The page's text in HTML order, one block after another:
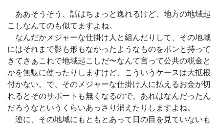
ああそうそう、話はちょっと逸れるけど、地方の地域起
こしなんてのも似てますよね。
なんだかメジャーな仕掛け人と組んだりして、その地域
にはそれまで影も形もなかったようなものをポンと持って
きてさぁこれで地域起こしだ〜なんて言って公共の税金と
かを無駄に使ったりしますけど、こういうケースは大抵根
付かない。で、そのメジャーな仕掛け人に払えるお金が切
れるとそのサポートも無くなるので、あれはなんだったん
だろうなというくらいあっさり消えたりしますよね。
逆に、その地域にもともとあって日の目を見ていないも